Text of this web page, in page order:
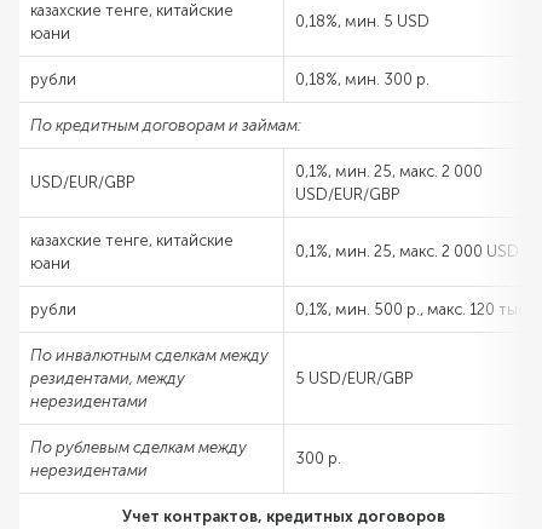
казахские тенге, китайские
юани
0,18%, мин. 5 USD
рубли 0,18%, мин. 300 р.
По кредитным договорам и займам:
USD/EUR/GBP
0,1%, мин. 25, макс. 2 000
USD/EUR/GBP
казахские тенге, китайские
юани
0,1%, мин. 25, макс. 2 000 USD
рубли 0,1%, мин. 500 р., макс. 120 тыс.
По инвалютным сделкам между
резидентами, между
нерезидентами
5 USD/EUR/GBP
По рублевым сделкам между
нерезидентами
300 р.
Учет контрактов, кредитных договоров